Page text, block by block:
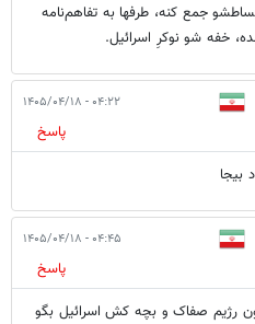
جمع کنه، طرفها به تفاهم‌نامه
خفه شو نوکرِ اسرائیل.
۰۴:۲۲ - ۱۴۰۵/۰۴/۱۸
پاسخ
بیجا
۰۴:۴۵ - ۱۴۰۵/۰۴/۱۸
پاسخ
رژیم صفاک و بچه کش اسرائیل بگو